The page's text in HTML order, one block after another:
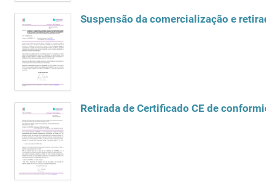
Suspensão da comercialização e
Retirada de Certificado CE de